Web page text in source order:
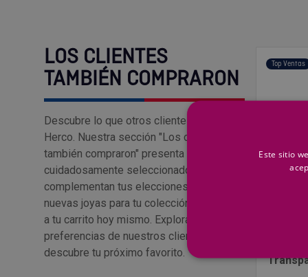
LOS CLIENTES
TAMBIÉN COMPRARON
Descubre lo que otros clientes aman en
Herco. Nuestra sección "Los clientes
también compraron" presenta productos
cuidadosamente seleccionados que
complementan tus elecciones. Encuentra
nuevas joyas para tu colección y añádelas
a tu carrito hoy mismo. Explora las
preferencias de nuestros clientes y
descubre tu próximo favorito.
Top Ventas
Este sitio